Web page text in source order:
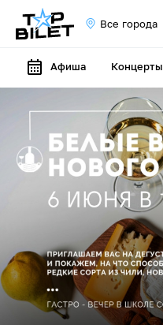
Все города
Афиша Концерты